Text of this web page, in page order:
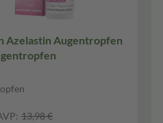
Azelastin Augentropfen
13,98 €